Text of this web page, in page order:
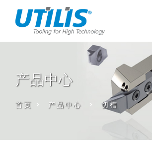
产品中心
首页 > 产品中心 > 切槽